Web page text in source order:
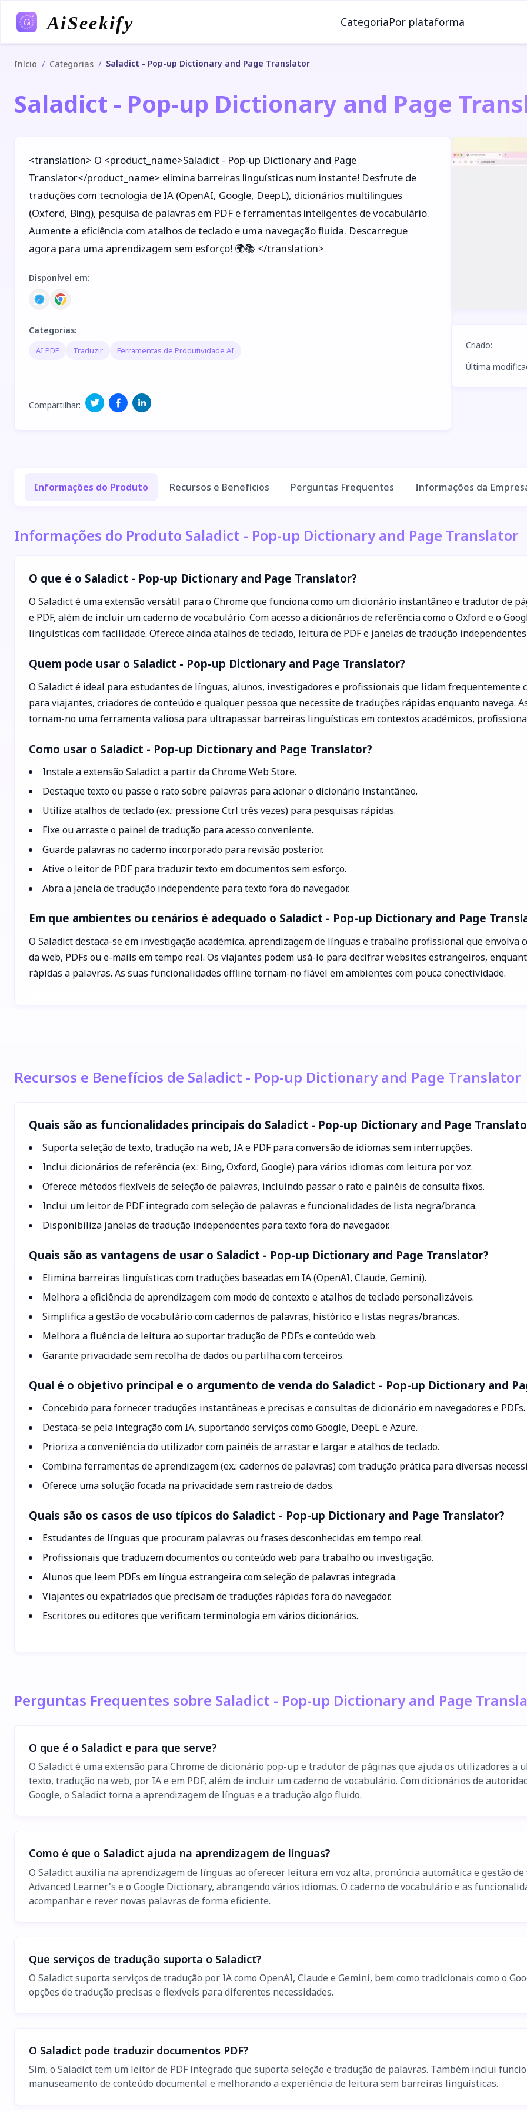
AiSeekify CategoriaPor plataforma
Início / Categorias / Saladict - Pop-up Dictionary and Page Translator
Saladict - Pop-up Dictionary and Page
<translation> O <product_name>Saladict - Pop-up Dictionary and Page
Translator</product_name> elimina barreiras linguísticas num instante! Desfrute de
traduções com tecnologia de IA (OpenAI, Google, DeepL), dicionários multilingues
(Oxford, Bing), pesquisa de palavras em PDF e ferramentas inteligentes de vocabulário.
Aumente a eficiência com atalhos de teclado e uma navegação fluida. Descarregue
agora para uma aprendizagem sem esforço! 🌍📚 </translation>
Disponível em:
Categorias:
AI PDF Traduzir Ferramentas de Produtividade AI
Compartilhar:
Criado:
Última
Informações do Produto Recursos e Benefícios Perguntas Frequentes Informações da
Informações do Produto Saladict - Pop-up Dictionary and Page Translator
O que é o Saladict - Pop-up Dictionary and Page Translator?
O Saladict é uma extensão versátil para o Chrome que funciona como um dicionário instantâneo e tradutor de
e PDF, além de incluir um caderno de vocabulário. Com acesso a dicionários de referência como o Oxford e o
linguísticas com facilidade. Oferece ainda atalhos de teclado, leitura de PDF e janelas de tradução
Quem pode usar o Saladict - Pop-up Dictionary and Page Translator?
O Saladict é ideal para estudantes de línguas, alunos, investigadores e profissionais que lidam
para viajantes, criadores de conteúdo e qualquer pessoa que necessite de traduções rápidas enquanto navega.
tornam-no uma ferramenta valiosa para ultrapassar barreiras linguísticas em contextos académicos,
Como usar o Saladict - Pop-up Dictionary and Page Translator?
Instale a extensão Saladict a partir da Chrome Web Store.
Destaque texto ou passe o rato sobre palavras para acionar o dicionário instantâneo.
Utilize atalhos de teclado (ex.: pressione Ctrl três vezes) para pesquisas rápidas.
Fixe ou arraste o painel de tradução para acesso conveniente.
Guarde palavras no caderno incorporado para revisão posterior.
Ative o leitor de PDF para traduzir texto em documentos sem esforço.
Abra a janela de tradução independente para texto fora do navegador.
Em que ambientes ou cenários é adequado o Saladict - Pop-up Dictionary and Page
O Saladict destaca-se em investigação académica, aprendizagem de línguas e trabalho profissional que
da web, PDFs ou e-mails em tempo real. Os viajantes podem usá-lo para decifrar websites estrangeiros,
rápidas a palavras. As suas funcionalidades offline tornam-no fiável em ambientes com pouca conectividade.
Recursos e Benefícios de Saladict - Pop-up Dictionary and Page Translator
Quais são as funcionalidades principais do Saladict - Pop-up Dictionary and Page
Suporta seleção de texto, tradução na web, IA e PDF para conversão de idiomas sem interrupções.
Inclui dicionários de referência (ex.: Bing, Oxford, Google) para vários idiomas com leitura por voz.
Oferece métodos flexíveis de seleção de palavras, incluindo passar o rato e painéis de consulta fixos.
Inclui um leitor de PDF integrado com seleção de palavras e funcionalidades de lista negra/branca.
Disponibiliza janelas de tradução independentes para texto fora do navegador.
Quais são as vantagens de usar o Saladict - Pop-up Dictionary and Page Translator?
Elimina barreiras linguísticas com traduções baseadas em IA (OpenAI, Claude, Gemini).
Melhora a eficiência de aprendizagem com modo de contexto e atalhos de teclado personalizáveis.
Simplifica a gestão de vocabulário com cadernos de palavras, histórico e listas negras/brancas.
Melhora a fluência de leitura ao suportar tradução de PDFs e conteúdo web.
Garante privacidade sem recolha de dados ou partilha com terceiros.
Qual é o objetivo principal e o argumento de venda do Saladict - Pop-up Dictionary and
Concebido para fornecer traduções instantâneas e precisas e consultas de dicionário em navegadores e PDFs.
Destaca-se pela integração com IA, suportando serviços como Google, DeepL e Azure.
Prioriza a conveniência do utilizador com painéis de arrastar e largar e atalhos de teclado.
Combina ferramentas de aprendizagem (ex.: cadernos de palavras) com tradução prática para diversas
Oferece uma solução focada na privacidade sem rastreio de dados.
Quais são os casos de uso típicos do Saladict - Pop-up Dictionary and Page Translator?
Estudantes de línguas que procuram palavras ou frases desconhecidas em tempo real.
Profissionais que traduzem documentos ou conteúdo web para trabalho ou investigação.
Alunos que leem PDFs em língua estrangeira com seleção de palavras integrada.
Viajantes ou expatriados que precisam de traduções rápidas fora do navegador.
Escritores ou editores que verificam terminologia em vários dicionários.
Perguntas Frequentes sobre Saladict - Pop-up Dictionary and Page
O que é o Saladict e para que serve?
O Saladict é uma extensão para Chrome de dicionário pop-up e tradutor de páginas que ajuda os utilizadores
texto, tradução na web, por IA e em PDF, além de incluir um caderno de vocabulário. Com dicionários de
Google, o Saladict torna a aprendizagem de línguas e a tradução algo fluido.
Como é que o Saladict ajuda na aprendizagem de línguas?
O Saladict auxilia na aprendizagem de línguas ao oferecer leitura em voz alta, pronúncia automática e gestão
Advanced Learner's e o Google Dictionary, abrangendo vários idiomas. O caderno de vocabulário e as
acompanhar e rever novas palavras de forma eficiente.
Que serviços de tradução suporta o Saladict?
O Saladict suporta serviços de tradução por IA como OpenAI, Claude e Gemini, bem como tradicionais como o
opções de tradução precisas e flexíveis para diferentes necessidades.
O Saladict pode traduzir documentos PDF?
Sim, o Saladict tem um leitor de PDF integrado que suporta seleção e tradução de palavras. Também inclui
manuseamento de conteúdo documental e melhorando a experiência de leitura sem barreiras linguísticas.